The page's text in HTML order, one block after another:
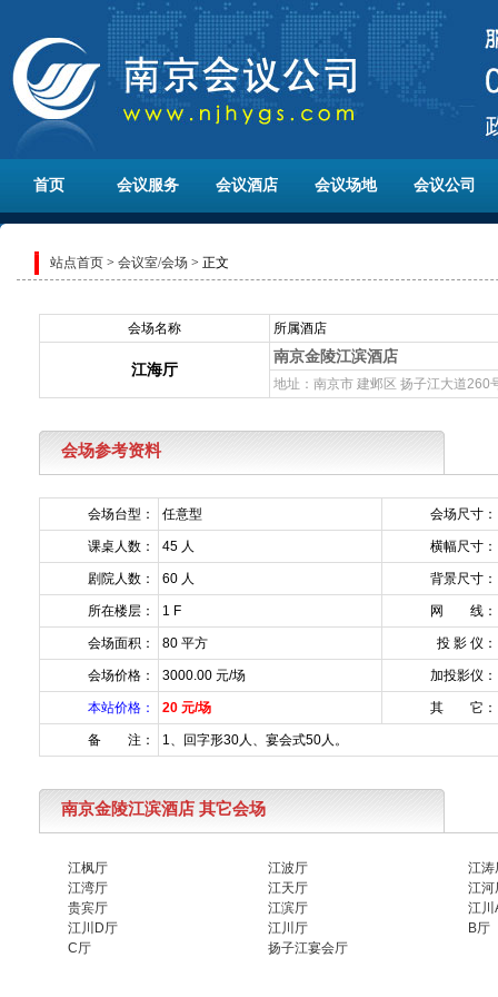
首页 会议服务 会议酒店 会议场地 会议公司
站点首页 > 会议室/会场 > 正文
会场名称 所属酒店
江海厅
南京金陵江滨酒店
地址：南京市 建邺区 扬子江大道260
会场参考资料
会场台型： 任意型 会场尺寸：
课桌人数： 45 人 横幅尺寸：
剧院人数： 60 人 背景尺寸：
所在楼层： 1 F 网 线：
会场面积： 80 平方 投 影 仪：
会场价格： 3000.00 元/场 加投影仪：
本站价格： 20 元/场 其 它：
备 注： 1、回字形30人、宴会式50人。
南京金陵江滨酒店 其它会场
江枫厅 江波厅
江涛
江湾厅
江天厅
江河
贵宾厅
江滨厅
江川
江川D厅
江川厅
B厅
C厅
扬子江宴会厅